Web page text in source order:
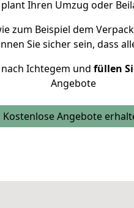
Ihren Umzug oder
zum Beispiel dem
Sie sicher sein, dass
Ichtegem und füllen
Angebote
Kostenlose Angebote